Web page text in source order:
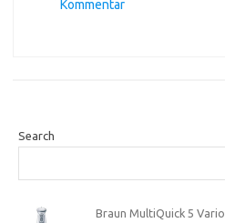
Kommentar
Search
Braun MultiQuick 5